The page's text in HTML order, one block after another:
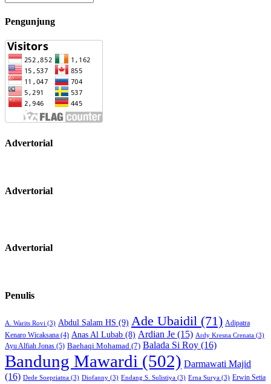
Pengunjung
Advertorial
Advertorial
Advertorial
Penulis
A. Warits Rovi (3) Abdul Salam HS (9) Ade Ubaidil (71) Adipatra
Kenaro Wicaksana (4) Anas Al Lubab (8) Ardian Je (15) Ardy Kresna Crenata (3)
Ayu Alfiah Jonas (5) Baehaqi Mohamad (7) Balada Si Roy (16)
Bandung Mawardi (502) Darmawati Majid
(16) Dede Soepriatna (3) Diofanny (3) Endang S. Sulistiya (3) Erna Surya (3) Erwin Setia